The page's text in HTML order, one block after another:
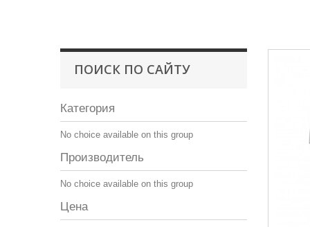
ПОИСК ПО САЙТУ
Категория
No choice available on this group
Производитель
No choice available on this group
Цена